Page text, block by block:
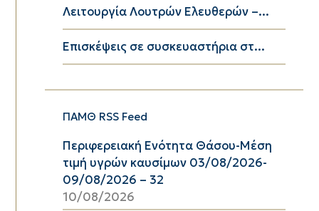
Λειτουργία Λουτρών Ελευθερών –...
Επισκέψεις σε συσκευαστήρια στ...
ΠΑΜΘ RSS Feed
Περιφερειακή Ενότητα Θάσου-Μέση
τιμή υγρών καυσίμων 03/08/2026-
09/08/2026 – 32
10/08/2026